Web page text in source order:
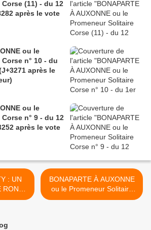
(11) - du 12
après le vote
ou le
n° 10 - du
après le
ou le
n° 9 - du 12
après le vote
2017
BONAPARTE À AUXONNE
ou le Promeneur Solitaire
Corse (3) - du 1er